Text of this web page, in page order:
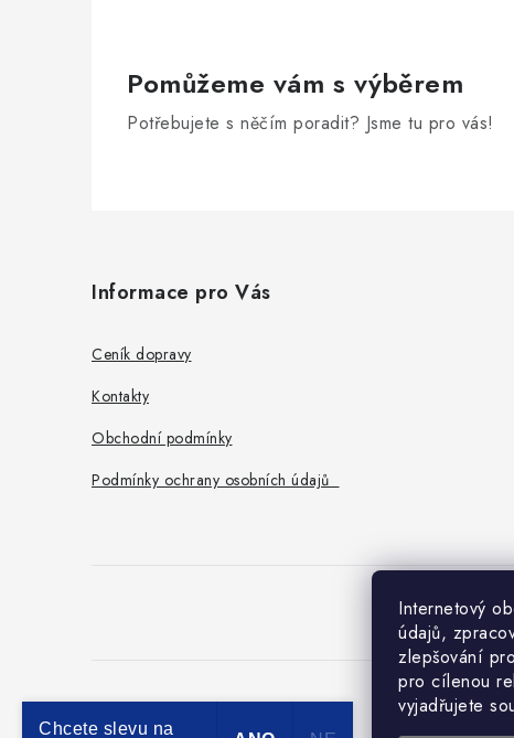
Internetový
údajů,
zlepšování
pro cílenou
vyjadřujete
Pomůžeme vám s výběrem
Potřebujete s něčím poradit? Jsme tu pro vás!
Informace pro Vás
Ceník dopravy
Kontakty
Obchodní podmínky
Podmínky ochrany osobních údajů
Chcete slevu na